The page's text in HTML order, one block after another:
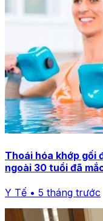
Thoái hóa khớp gối
ngoài 30 tuổi đã
Y Tế • 5 tháng trước